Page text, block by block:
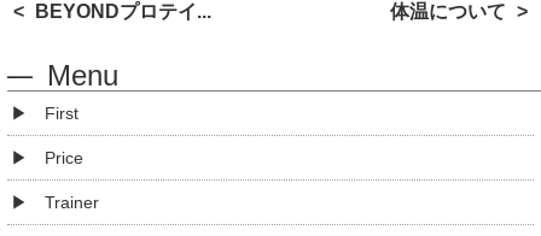
BEYONDプロテイ... 体温について
Menu
First
Price
Trainer